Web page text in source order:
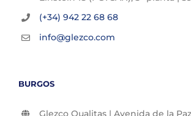
(+34) 942 22 68 68
info@glezco.com
BURGOS
Glezco Qualitas | Avenida de la